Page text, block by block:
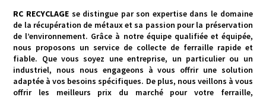
RC RECYCLAGEse distingue par son expertise dans le domaine
de la récupération de métaux et sa passion pour la préservation
de l’environnement. Grâce à notre équipe qualifiée et équipée,
nous proposons un service de collecte de ferraille rapide et
fiable. Que vous soyez une entreprise, un particulier ou un
industriel, nous nous engageons à vous offrir une solution
adaptée à vos besoins spécifiques. De plus, nous veillons à vous
offrir les meilleurs prix du marché pour votre ferraille,